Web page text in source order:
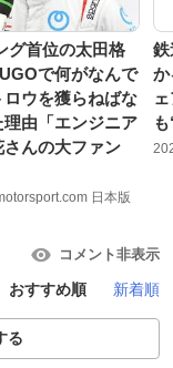
グ首位の太田格
で何がなんで
ロウを獲らねばな
理由「エンジニア
んの大ファン
日本版
鉄
か
コメント非表示
おすすめ順 新着順
る